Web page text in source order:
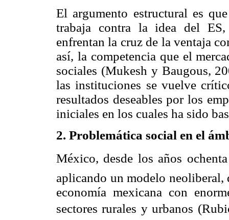
El argumento estructural es
trabaja contra la idea del
enfrentan la cruz de la ventaja
así, la competencia que el
sociales (Mukesh y Baugous,
las instituciones se vuelve
resultados deseables por los
iniciales en los cuales ha sido
2. Problemática social en el
México, desde los años
aplicando un modelo neoliberal,
economía mexicana con
sectores rurales y urbanos